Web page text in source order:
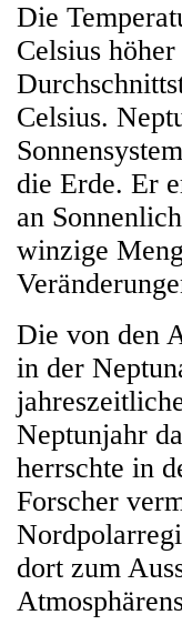
Die
Celsius
Celsius.
die Erde. Er
an
winzige
Die von den
in der
Neptunjahr
herrschte in
Forscher
dort zum